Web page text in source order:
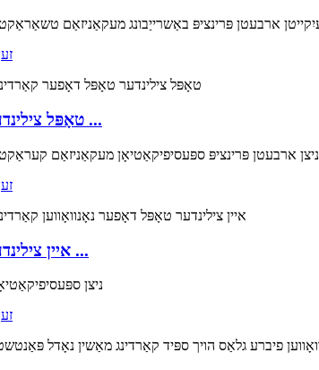
ארבעטן פּרינציפּ באַשרייַבונג מעקאַניזאַם
טאָפּל צילינדער טאָפּל ...
ניצן ארבעטן פּרינציפּ ספּעסיפיקאַטיאָן מעקאַניזאַם
איין צילינדער טאָפּל ...
ניצן